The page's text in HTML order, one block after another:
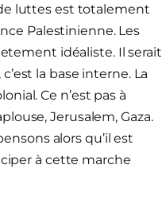
luttes est totalement
Palestinienne. Les
idéaliste. Il serait
la base interne. La
Ce n’est pas à
Jerusalem, Gaza.
alors qu’il est
à cette marche